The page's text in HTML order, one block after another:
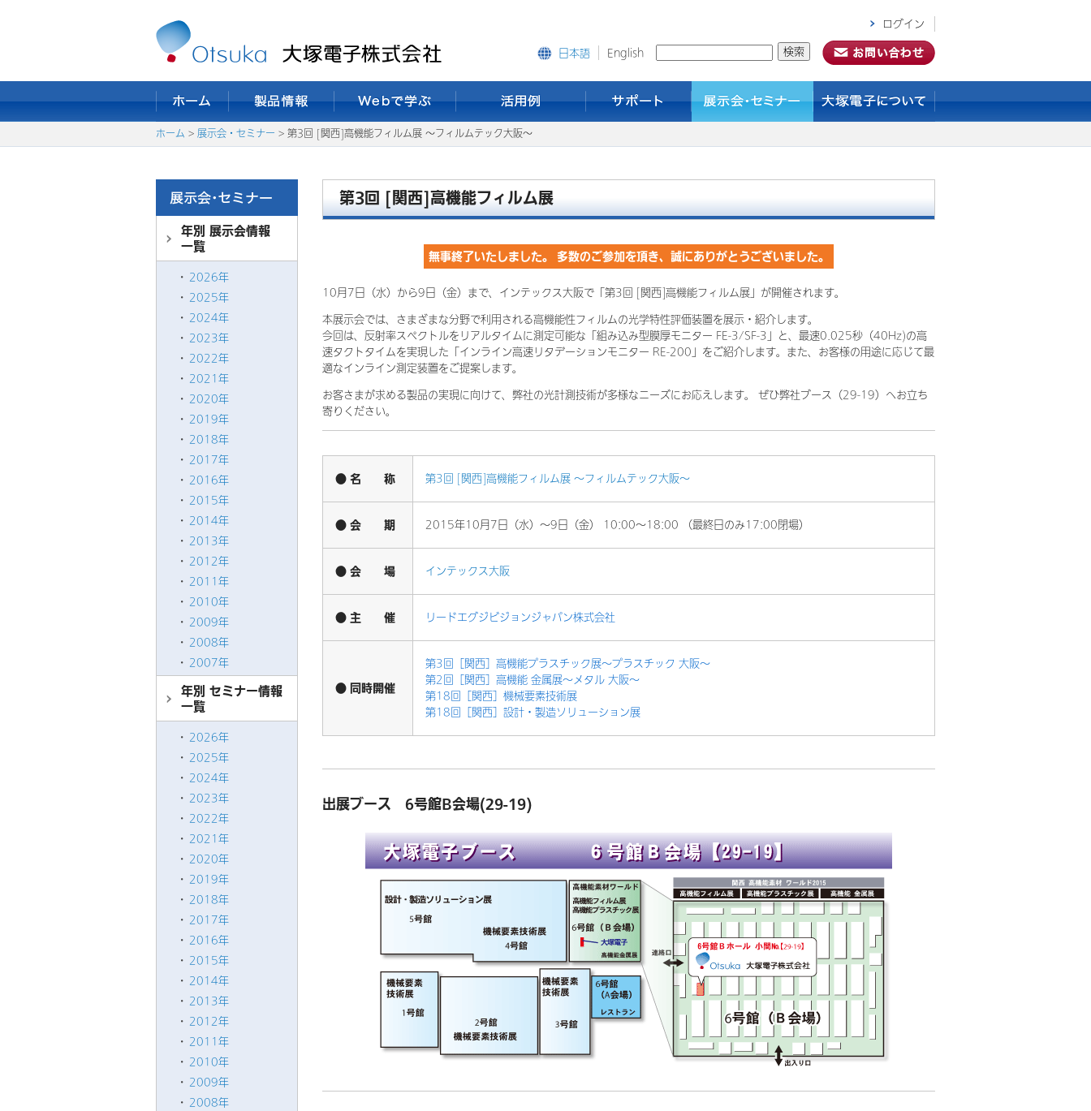
ログイン
日本語
English
ホーム > 展示会・セミナー > 第3回 [関西]高機能フィルム展 ～フィルムテック大阪～
年別 展示会情報
一覧
2026年
2025年
2024年
2023年
2022年
2021年
2020年
2019年
2018年
2017年
2016年
2015年
2014年
2013年
2012年
2011年
2010年
2009年
2008年
2007年
年別 セミナー情報
一覧
2026年
2025年
2024年
2023年
2022年
2021年
2020年
2019年
2018年
2017年
2016年
2015年
2014年
2013年
2012年
2011年
2010年
2009年
2008年
第3回 [関西]高機能フィルム展
無事終了いたしました。 多数のご参加を頂き、誠にありがとうございました。
10月7日（水）から9日（金）まで、インテックス大阪で「第3回 [関西]高機能フィルム展」が開催されます。
本展示会では、さまざまな分野で利用される高機能性フィルムの光学特性評価装置を展示・紹介します。
今回は、反射率スペクトルをリアルタイムに測定可能な「組み込み型膜厚モニター FE-3/SF-3」と、最速0.025秒（40Hz)の高
速タクトタイムを実現した「インライン高速リタデーションモニター RE-200」をご紹介します。また、お客様の用途に応じて最
適なインライン測定装置をご提案します。
お客さまが求める製品の実現に向けて、弊社の光計測技術が多様なニーズにお応えします。ぜひ弊社ブース（29-19）へお立ち
寄りください。
● 名 称 第3回 [関西]高機能フィルム展 ～フィルムテック大阪～
● 会 期 2015年10月7日（水）～9日（金） 10:00～18:00 （最終日のみ17:00閉場）
● 会 場 インテックス大阪
● 主 催 リードエグジビジョンジャパン株式会社
● 同時開催
第3回［関西］高機能プラスチック展～プラスチック 大阪～
第2回［関西］高機能 金属展～メタル 大阪～
第18回［関西］機械要素技術展
第18回［関西］設計・製造ソリューション展
出展ブース 6号館B会場(29-19)